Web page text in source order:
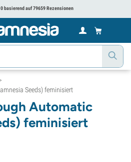
basierend auf 79659 Rezensionen
Seeds) feminisiert
Automatic
feminisiert